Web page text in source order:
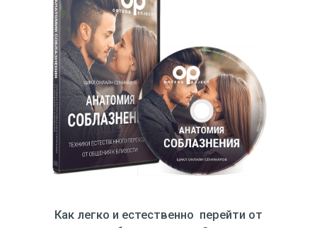
Как легко и естественно перейти от